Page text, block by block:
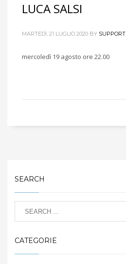
LUCA SALSI
MARTEDÌ, 21 LUGLIO 2020 BY SUPPORT
mercoledì 19 agosto ore 22.00
SEARCH
CATEGORIE